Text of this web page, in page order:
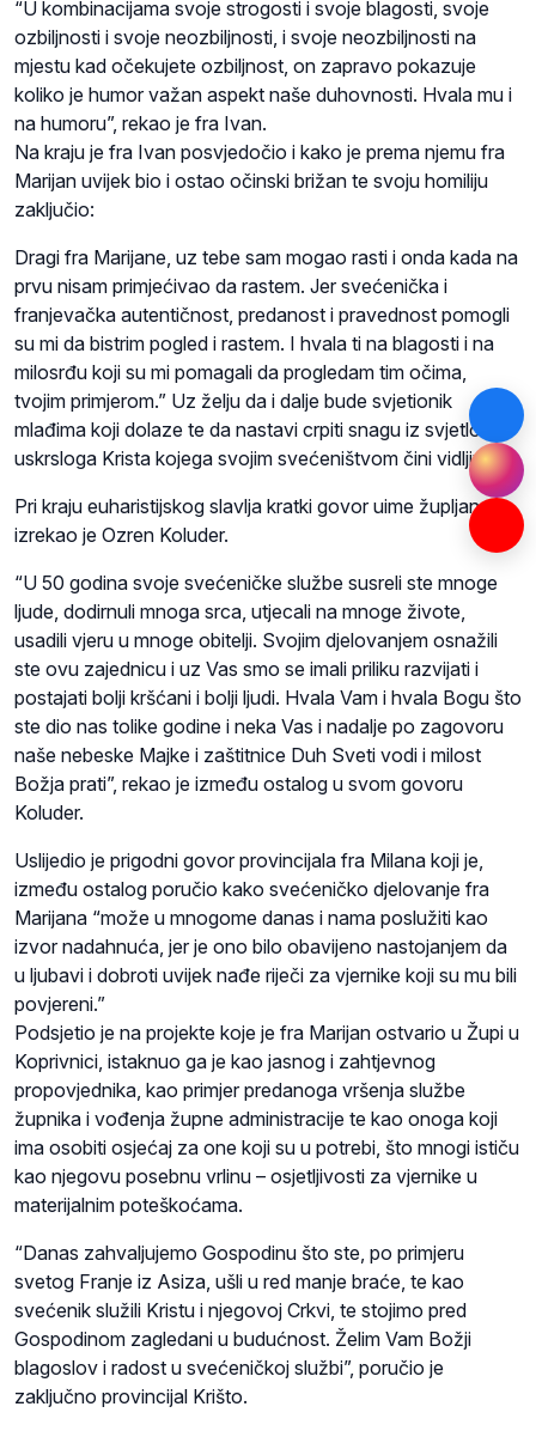
“U kombinacijama svoje strogosti i svoje blagosti, svoje
ozbiljnosti i svoje neozbiljnosti, i svoje neozbiljnosti na
mjestu kad očekujete ozbiljnost, on zapravo pokazuje
koliko je humor važan aspekt naše duhovnosti. Hvala mu i
na humoru”, rekao je fra Ivan.
Na kraju je fra Ivan posvjedočio i kako je prema njemu fra
Marijan uvijek bio i ostao očinski brižan te svoju homiliju
zaključio:
Dragi fra Marijane, uz tebe sam mogao rasti i onda kada na
prvu nisam primjećivao da rastem. Jer svećenička i
franjevačka autentičnost, predanost i pravednost pomogli
su mi da bistrim pogled i rastem. I hvala ti na blagosti i na
milosrđu koji su mi pomagali da progledam tim očima,
tvojim primjerom.” Uz želju da i dalje bude svjetionik
mlađima koji dolaze te da nastavi crpiti snagu iz svjetlosti
uskrsloga Krista kojega svojim svećeništvom čini vidljivim.
Pri kraju euharistijskog slavlja kratki govor uime župljana
izrekao je Ozren Koluder.
“U 50 godina svoje svećeničke službe susreli ste mnoge
ljude, dodirnuli mnoga srca, utjecali na mnoge živote,
usadili vjeru u mnoge obitelji. Svojim djelovanjem osnažili
ste ovu zajednicu i uz Vas smo se imali priliku razvijati i
postajati bolji kršćani i bolji ljudi. Hvala Vam i hvala Bogu što
ste dio nas tolike godine i neka Vas i nadalje po zagovoru
naše nebeske Majke i zaštitnice Duh Sveti vodi i milost
Božja prati”, rekao je između ostalog u svom govoru
Koluder.
Uslijedio je prigodni govor provincijala fra Milana koji je,
između ostalog poručio kako svećeničko djelovanje fra
Marijana “može u mnogome danas i nama poslužiti kao
izvor nadahnuća, jer je ono bilo obavijeno nastojanjem da
u ljubavi i dobroti uvijek nađe riječi za vjernike koji su mu bili
povjereni.”
Podsjetio je na projekte koje je fra Marijan ostvario u Župi u
Koprivnici, istaknuo ga je kao jasnog i zahtjevnog
propovjednika, kao primjer predanoga vršenja službe
župnika i vođenja župne administracije te kao onoga koji
ima osobiti osjećaj za one koji su u potrebi, što mnogi ističu
kao njegovu posebnu vrlinu – osjetljivosti za vjernike u
materijalnim poteškoćama.
“Danas zahvaljujemo Gospodinu što ste, po primjeru
svetog Franje iz Asiza, ušli u red manje braće, te kao
svećenik služili Kristu i njegovoj Crkvi, te stojimo pred
Gospodinom zagledani u budućnost. Želim Vam Božji
blagoslov i radost u svećeničkoj službi”, poručio je
zaključno provincijal Krišto.